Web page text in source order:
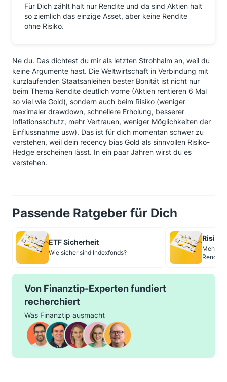
Für Dich zählt halt nur Rendite und da sind Aktien halt
so ziemlich das einzige Asset, aber keine Rendite
ohne Risiko.
Ne du. Das dichtest du mir als letzten Strohhalm an, weil du
keine Argumente hast. Die Weltwirtschaft in Verbindung mit
kurzlaufenden Staatsanleihen bester Bonität ist nicht nur
beim Thema Rendite deutlich vorne (Aktien rentieren 6 Mal
so viel wie Gold), sondern auch beim Risiko (weniger
maximaler drawdown, schnellere Erholung, besserer
Inflationsschutz, mehr Vertrauen, weniger Möglichkeiten der
Einflussnahme usw). Das ist für dich momentan schwer zu
verstehen, weil dein recency bias Gold als sinnvollen Risiko-
Hedge erscheinen lässt. In ein paar Jahren wirst du es
verstehen.
Passende Ratgeber für Dich
ETF Sicherheit
Wie sicher sind Indexfonds?
Mehr
Rendite
Von Finanztip-Experten fundiert
recherchiert
Was Finanztip ausmacht